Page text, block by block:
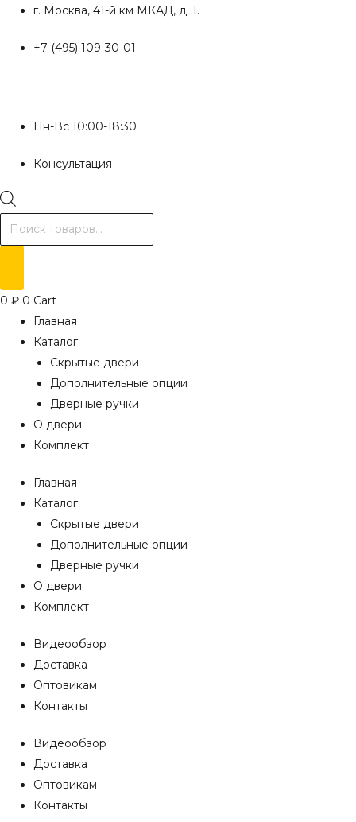
Перейти
содержимому
г. Москва, 41-й км МКАД, д. 1.
+7 (495) 109-30-01
Пн-Вс 10:00-18:30
Консультация
Поиск
товаров
0 ₽ 0 Cart
Главная
Каталог
Скрытые двери
Дополнительные опции
Дверные ручки
О двери
Комплект
Главная
Каталог
Скрытые двери
Дополнительные опции
Дверные ручки
О двери
Комплект
Видеообзор
Доставка
Оптовикам
Контакты
Видеообзор
Доставка
Оптовикам
Контакты